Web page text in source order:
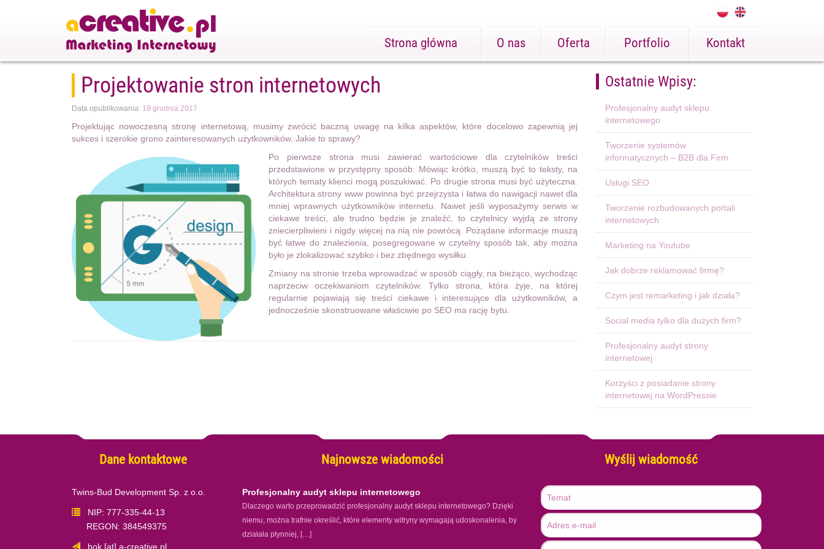
Strona główna O nas Oferta Portfolio Kontakt
Projektowanie stron internetowych
Data opublikowania: 19 grudnia 2017
Projektując nowoczesną stronę internetową, musimy zwrócić baczną uwagę na kilka aspektów, które docelowo zapewnią jej
sukces i szerokie grono zainteresowanych użytkowników. Jakie to sprawy?
Po pierwsze strona musi zawierać wartościowe dla czytelników treści
przedstawione w przystępny sposób. Mówiąc krótko, muszą być to teksty, na
których tematy klienci mogą poszukiwać. Po drugie strona musi być użyteczna.
Architektura strony www powinna być przejrzysta i łatwa do nawigacji nawet dla
mniej wprawnych użytkowników internetu. Nawet jeśli wyposażymy serwis w
ciekawe treści, ale trudno będzie je znaleźć, to czytelnicy wyjdą ze strony
zniecierpliwieni i nigdy więcej na nią nie powrócą. Pożądane informacje muszą
być łatwe do znalezienia, posegregowane w czytelny sposób tak, aby można
było je zlokalizować szybko i bez zbędnego wysiłku.
Zmiany na stronie trzeba wprowadzać w sposób ciągły, na bieżąco, wychodząc
naprzeciw oczekiwaniom czytelników. Tylko strona, która żyje, na której
regularnie pojawiają się treści ciekawe i interesujące dla użytkowników, a
jednocześnie skonstruowane właściwie po SEO ma rację bytu.
Ostatnie Wpisy:
Profesjonalny audyt sklepu
internetowego
Tworzenie systemów
informatycznych – B2B dla Firm
Usługi SEO
Tworzenie rozbudowanych portali
internetowych
Marketing na Youtube
Jak dobrze reklamować firmę?
Czym jest remarketing i jak działa?
Social media tylko dla dużych firm?
Profesjonalny audyt strony
internetowej
Korzyści z posiadanie strony
internetowej na WordPressie
Dane kontaktowe
Twins-Bud Development Sp. z o.o.
NIP: 777-335-44-13
REGON: 384549375
bok [at] a-creative.pl
Najnowsze wiadomości
Profesjonalny audyt sklepu internetowego
Dlaczego warto przeprowadzić profesjonalny audyt sklepu internetowego? Dzięki
niemu, można trafnie określić, które elementy witryny wymagają udoskonalenia, by
działała płynniej, […]
Wyślij wiadomość